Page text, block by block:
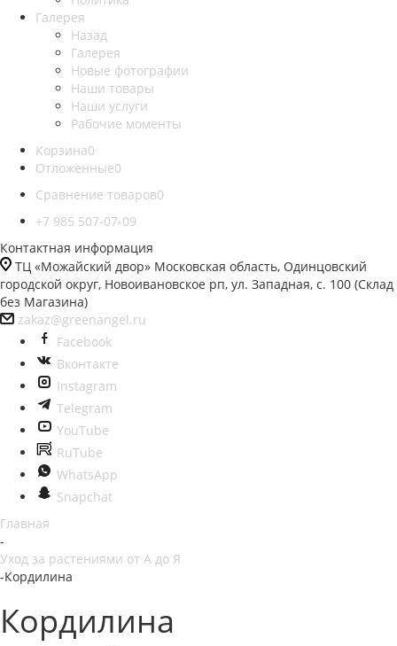
Галерея
Назад
Галерея
Новые фотографии
Наши товары
Наши услуги
Рабочие моменты
Корзина0
Отложенные0
Сравнение товаров0
+7 985 507-07-09
Контактная информация
ТЦ «Можайский двор» Московская область, Одинцовский
городской округ, Новоивановское рп, ул. Западная, с. 100 (Склад
без Магазина)
zakaz@greenangel.ru
Facebook
Вконтакте
Instagram
Telegram
YouTube
RuTube
WhatsApp
Snapchat
Главная
-
Уход за растениями от А до Я
-Кордилина
Кордилина